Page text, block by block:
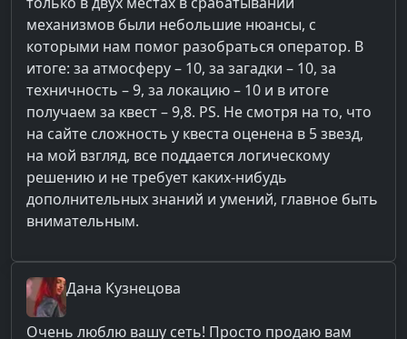
механизмов были небольшие нюансы, с
которыми нам помог разобраться оператор. В
итоге: за атмосферу – 10, за загадки – 10, за
техничность – 9, за локацию – 10 и в итоге
получаем за квест – 9,8. PS. Не смотря на то, что
на сайте сложность у квеста оценена в 5 звезд,
на мой взгляд, все поддается логическому
решению и не требует каких-нибудь
дополнительных знаний и умений, главное быть
внимательным.
Дана Кузнецова
Очень люблю вашу сеть! Просто продаю вам